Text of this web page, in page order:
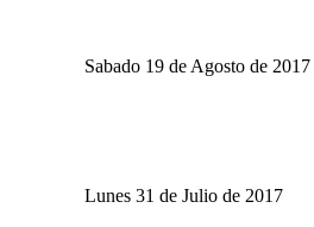
Sabado 19 de Agosto de 2017
Lunes 31 de Julio de 2017